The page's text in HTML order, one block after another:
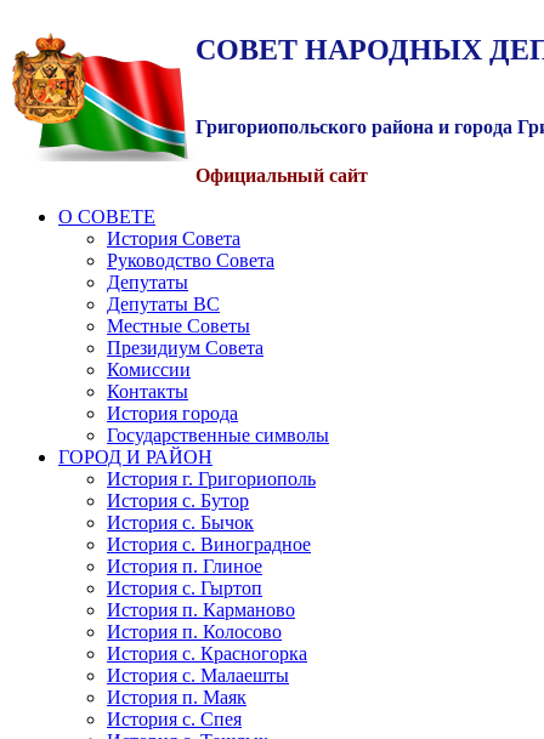
СОВЕТ НАРОДНЫХ
Григориопольского района и города
Официальный сайт
О СОВЕТЕ
История Совета
Руководство Совета
Депутаты
Депутаты ВС
Местные Советы
Президиум Совета
Комиссии
Контакты
История города
Государственные символы
ГОРОД И РАЙОН
История г. Григориополь
История с. Бутор
История с. Бычок
История с. Виноградное
История п. Глиное
История с. Гыртоп
История п. Карманово
История п. Колосово
История с. Красногорка
История с. Малаешты
История п. Маяк
История с. Спея